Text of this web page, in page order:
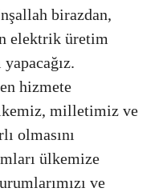
birazdan,
elektrik üretim
hizmete
milletimiz ve
olmasını
ülkemize
ve